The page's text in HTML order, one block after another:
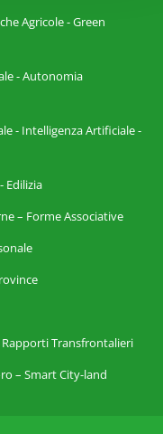
Agricole - Green
- Autonomia
- Intelligenza Artificiale -
Edilizia
– Forme Associative
Transfrontalieri
– Smart City-land